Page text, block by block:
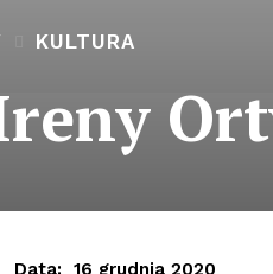
KULTURA
Data: 16 grudnia 2020